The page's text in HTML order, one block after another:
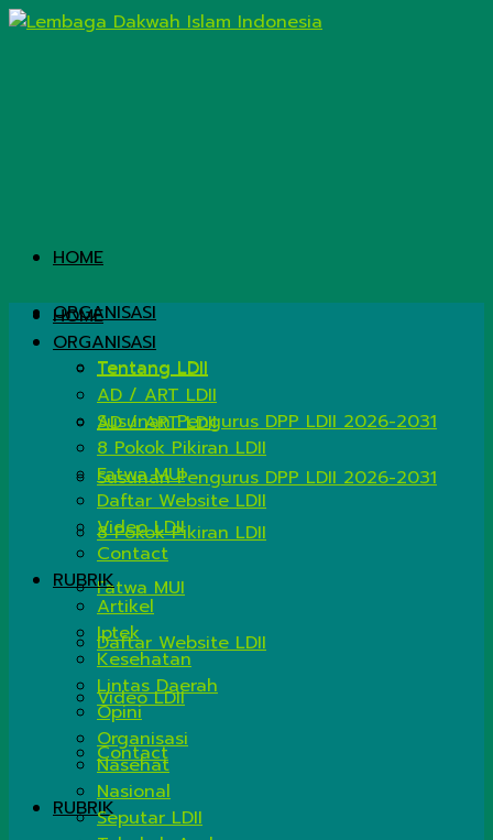
HOME
ORGANISASI
Tentang LDII
AD / ART LDII
Susunan Pengurus DPP LDII 2026-2031
8 Pokok Pikiran LDII
Fatwa MUI
Daftar Website LDII
Video LDII
Contact
RUBRIK
HOME
ORGANISASI
Tentang LDII
AD / ART LDII
Susunan Pengurus DPP LDII 2026-2031
8 Pokok Pikiran LDII
Fatwa MUI
Daftar Website LDII
Video LDII
Contact
RUBRIK
Artikel
Iptek
Kesehatan
Lintas Daerah
Opini
Organisasi
Nasehat
Nasional
Seputar LDII